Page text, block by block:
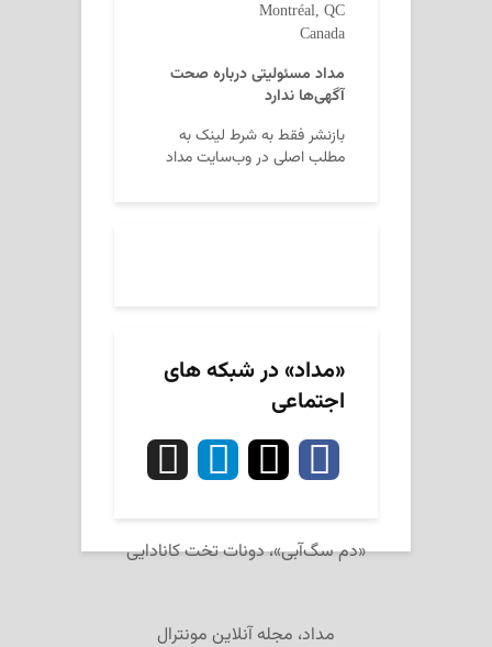
Montréal, QC
Canada
مداد مسئولیتی درباره صحت
آگهی‌ها ندارد
بازنشر فقط به شرط لینک به
مطلب اصلی در وب‌سایت مداد
«مداد» در شبکه های
اجتماعی
«دم سگ‌آبی»، دونات تخت کانادایی‌
مداد، مجله آنلاین مونترال